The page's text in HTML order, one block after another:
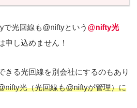
で光回線も@niftyという @nifty光
申し込めません！
きる光回線を別会社にするのもあり
光（光回線も@niftyが管理）に